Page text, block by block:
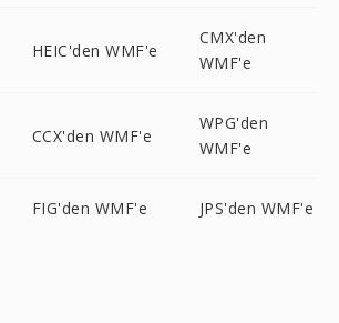
HEIC'den WMF'e
CMX'den
WMF'e
CCX'den WMF'e
WPG'den
WMF'e
FIG'den WMF'e JPS'den WMF'e